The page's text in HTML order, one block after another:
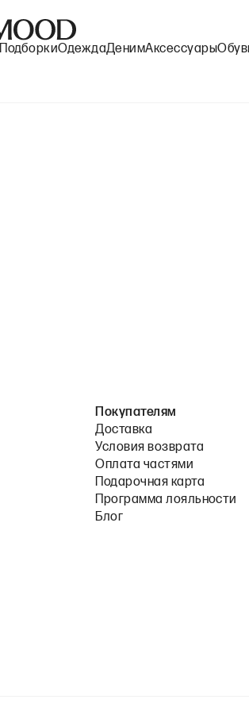
ПодборкиОдеждаДенимАксессуары
Покупателям
Доставка
Условия возврата
Оплата частями
Подарочная карта
Программа лояльности
Блог